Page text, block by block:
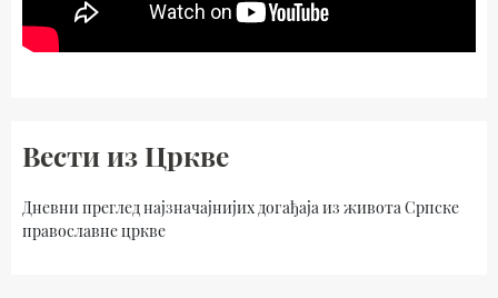
Вести из Цркве
Дневни преглед најзначајнијих догађаја из живота Српске
православне цркве